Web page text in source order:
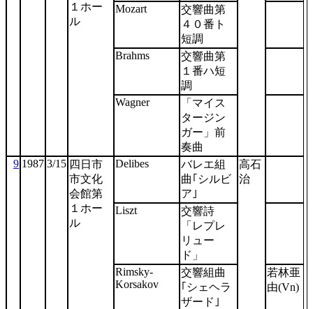
１ホー
ル
Mozart
交響曲第
４０番ト
短調
Brahms
交響曲第
１番ハ短
調
Wagner
「マイス
タージン
ガー」前
奏曲
9 1987 3/15 四日市
市文化
会館第
１ホー
ル
Delibes
バレエ組
曲｢シルビ
ア｣
高石
治
Liszt
交響詩
「レプレ
リュー
ド」
Rimsky-
Korsakov
交響組曲
｢シェヘラ
ザード｣
若林亜
由(Vn)